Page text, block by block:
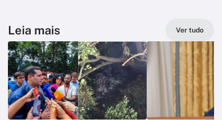
Leia mais Ver tudo